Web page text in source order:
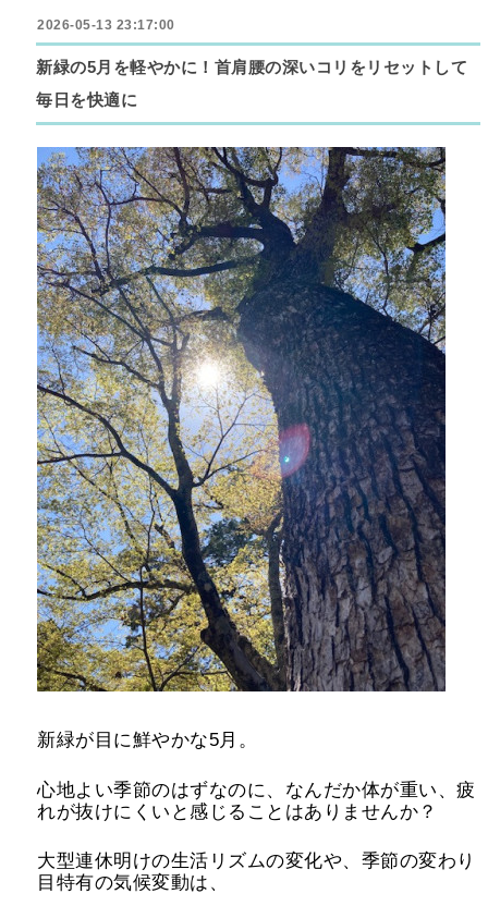
2026-05-13 23:17:00
新緑の5月を軽やかに！首肩腰の深いコリをリセットして
毎日を快適に
新緑が目に鮮やかな5月。
心地よい季節のはずなのに、なんだか体が重い、疲
れが抜けにくいと感じることはありませんか？
大型連休明けの生活リズムの変化や、季節の変わり
目特有の気候変動は、